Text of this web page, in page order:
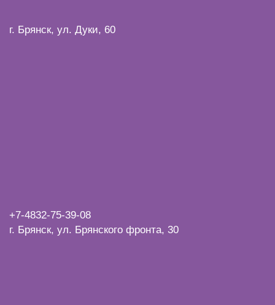
г. Брянск, ул. Дуки, 60
+7-4832-75-39-08
г. Брянск, ул. Брянского фронта, 30